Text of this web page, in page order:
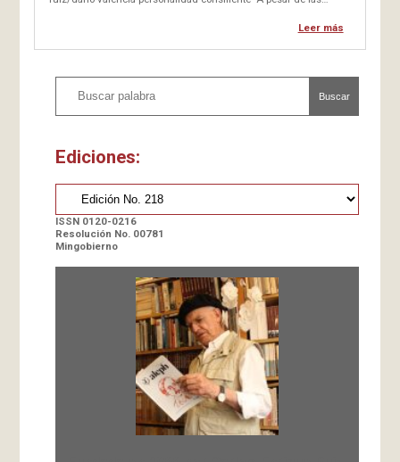
incluida nuestra Colombia, no dejan de aflorar personalidades
Leer más
Buscar
Ediciones:
ISSN 0120-0216
Resolución No. 00781
Mingobierno